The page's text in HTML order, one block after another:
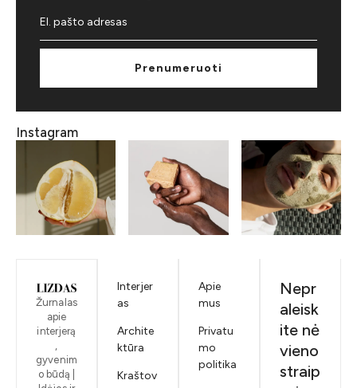
Prenumeruoti
Instagram
Žurnalas
apie
interjerą
gyvenim
o būdą |
Interjer
as
Archite
ktūra
Kraštov
Apie
mus
Privatu
mo
politika
Nepr
aleisk
ite nė
vieno
straip